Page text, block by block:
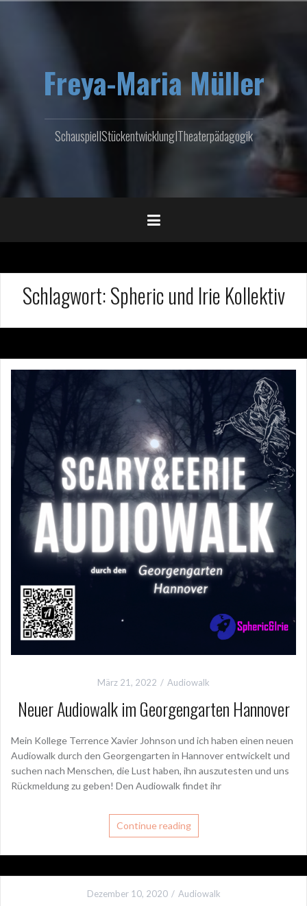
Freya-Maria Müller
SchauspielIStückentwicklungITheaterpädagogik
Schlagwort:Spheric und Irie Kollektiv
März 21, 2022 Audiowalk
Neuer Audiowalk im Georgengarten Hannover
Mein Kollege Terrence Xavier Johnson und ich haben einen neuen
Audiowalk durch den Georgengarten in Hannover entwickelt und
suchen nach Menschen, die Lust haben, ihn auszutesten und uns
Rückmeldung zu geben! Den Audiowalk findet ihr
Continue reading
Dezember 10, 2020 Audiowalk